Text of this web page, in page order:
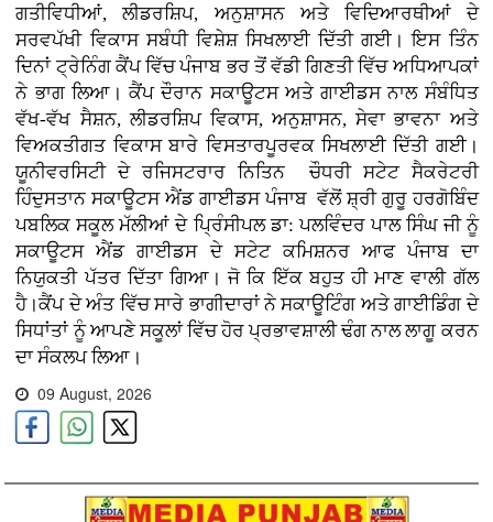
ਗਤੀਵਿਧੀਆਂ, ਲੀਡਰਸ਼ਿਪ, ਅਨੁਸ਼ਾਸਨ ਅਤੇ ਵਿਦਿਆਰਥੀਆਂ ਦੇ
ਸਰਵਪੱਖੀ ਵਿਕਾਸ ਸਬੰਧੀ ਵਿਸ਼ੇਸ਼ ਸਿਖਲਾਈ ਦਿੱਤੀ ਗਈ। ਇਸ ਤਿੰਨ
ਦਿਨਾਂ ਟ੍ਰੇਨਿੰਗ ਕੈਂਪ ਵਿੱਚ ਪੰਜਾਬ ਭਰ ਤੋਂ ਵੱਡੀ ਗਿਣਤੀ ਵਿੱਚ ਅਧਿਆਪਕਾਂ
ਨੇ ਭਾਗ ਲਿਆ। ਕੈਂਪ ਦੌਰਾਨ ਸਕਾਊਟਸ ਅਤੇ ਗਾਈਡਸ ਨਾਲ ਸੰਬੰਧਿਤ
ਵੱਖ-ਵੱਖ ਸੈਸ਼ਨ, ਲੀਡਰਸ਼ਿਪ ਵਿਕਾਸ, ਅਨੁਸ਼ਾਸਨ, ਸੇਵਾ ਭਾਵਨਾ ਅਤੇ
ਵਿਅਕਤੀਗਤ ਵਿਕਾਸ ਬਾਰੇ ਵਿਸਤਾਰਪੂਰਵਕ ਸਿਖਲਾਈ ਦਿੱਤੀ ਗਈ।
ਯੂਨੀਵਰਸਿਟੀ ਦੇ ਰਜਿਸਟਰਾਰ ਨਿਤਿਨ ਚੌਧਰੀ ਸਟੇਟ ਸੈਕਰੇਟਰੀ
ਹਿੰਦੁਸਤਾਨ ਸਕਾਊਟਸ ਐਂਡ ਗਾਈਡਸ ਪੰਜਾਬ ਵੱਲੋਂ ਸ਼੍ਰੀ ਗੁਰੂ ਹਰਗੋਬਿੰਦ
ਪਬਲਿਕ ਸਕੂਲ ਮੱਲੀਆਂ ਦੇ ਪ੍ਰਿੰਸੀਪਲ ਡਾ: ਪਲਵਿੰਦਰ ਪਾਲ ਸਿੰਘ ਜੀ ਨੂੰ
ਸਕਾਊਟਸ ਐਂਡ ਗਾਈਡਸ ਦੇ ਸਟੇਟ ਕਮਿਸ਼ਨਰ ਆਫ ਪੰਜਾਬ ਦਾ
ਨਿਯੁਕਤੀ ਪੱਤਰ ਦਿੱਤਾ ਗਿਆ। ਜੋ ਕਿ ਇੱਕ ਬਹੁਤ ਹੀ ਮਾਣ ਵਾਲੀ ਗੱਲ
ਹੈ।ਕੈਂਪ ਦੇ ਅੰਤ ਵਿੱਚ ਸਾਰੇ ਭਾਗੀਦਾਰਾਂ ਨੇ ਸਕਾਊਟਿੰਗ ਅਤੇ ਗਾਈਡਿੰਗ ਦੇ
ਸਿਧਾਂਤਾਂ ਨੂੰ ਆਪਣੇ ਸਕੂਲਾਂ ਵਿੱਚ ਹੋਰ ਪ੍ਰਭਾਵਸ਼ਾਲੀ ਢੰਗ ਨਾਲ ਲਾਗੂ ਕਰਨ
ਦਾ ਸੰਕਲਪ ਲਿਆ।
09 August, 2026